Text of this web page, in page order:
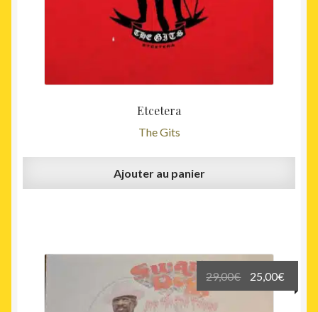
Etcetera
The Gits
Ajouter au panier
29,00€
Le
prix
25,00€
prix